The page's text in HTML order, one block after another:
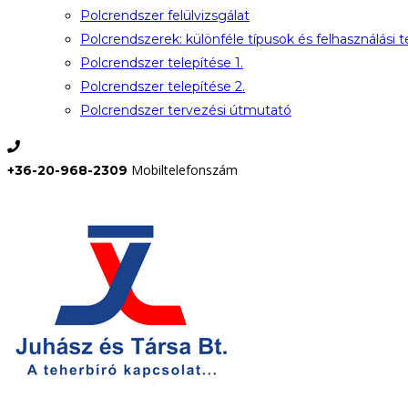
Polcrendszer felülvizsgálat
Polcrendszerek: különféle típusok és felhasználási
Polcrendszer telepítése 1.
Polcrendszer telepítése 2.
Polcrendszer tervezési útmutató
+36-20-968-2309 Mobiltelefonszám